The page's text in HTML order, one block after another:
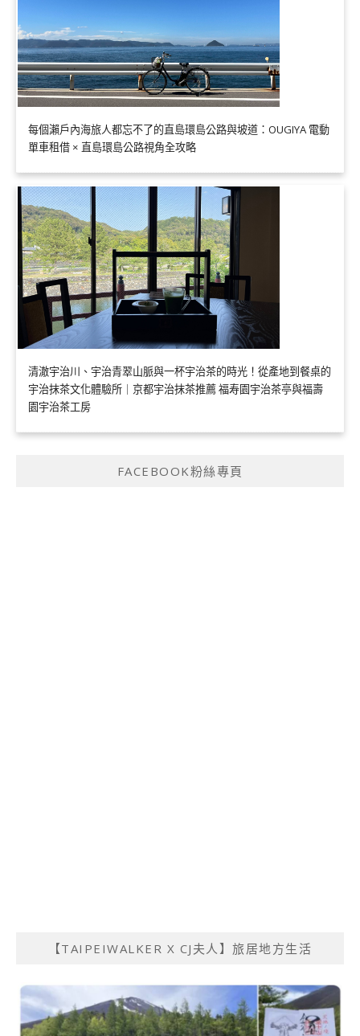
每個瀨戶內海旅人都忘不了的直島環島公路與坡道：OUGIYA 電動
單車租借 × 直島環島公路視角全攻略
清澈宇治川、宇治青翠山脈與一杯宇治茶的時光！從產地到餐桌的
宇治抹茶文化體驗所｜京都宇治抹茶推薦 福寿園宇治茶亭與福壽
園宇治茶工房
FACEBOOK粉絲專頁
【TAIPEIWALKER X CJ夫人】旅居地方生活